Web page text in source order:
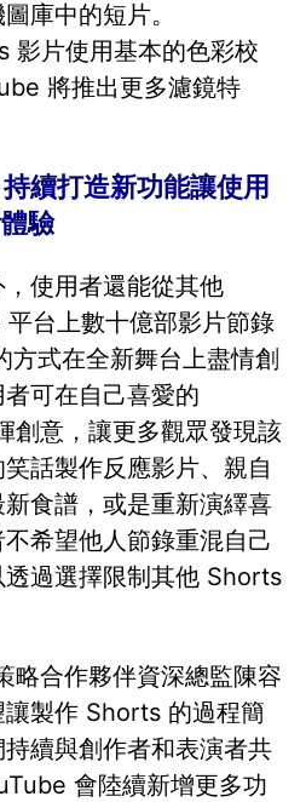
庫中的短片。
影片使用基本的色彩校
將推出更多濾鏡特
續打造新功能讓使用
驗
使用者還能從其他
台上數十億部影片節錄
方式在全新舞台上盡情創
可在自己喜愛的
創意，讓更多觀眾發現該
話製作反應影片、親自
食譜，或是重新演繹喜
希望他人節錄重混自己
過選擇限制其他 Shorts
略合作夥伴資深總監陳容
製作 Shorts 的過程簡
續與創作者和表演者共
會陸續新增更多功